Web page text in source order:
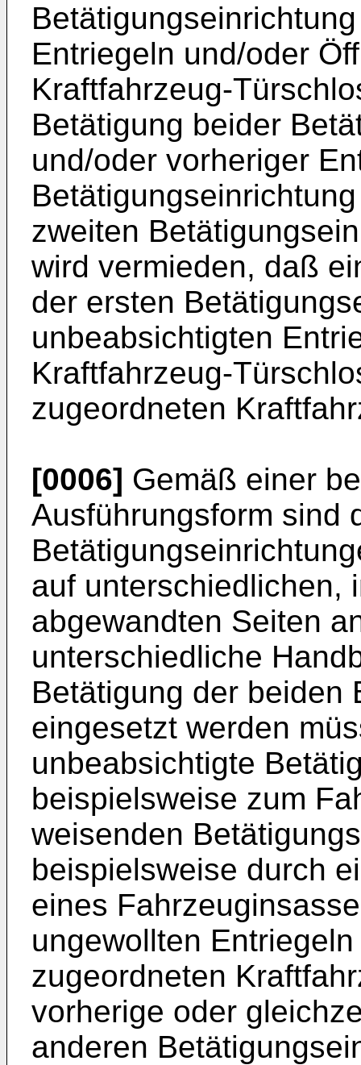
Entriegeln und/oder
Kraftfahrzeug-
Betätigung beider
und/oder vorheriger
zweiten
wird vermieden, daß
der ersten
unbeabsichtigten
Kraftfahrzeug-
zugeordneten
[0006] Gemäß einer
Ausführungsform sind
auf unterschiedlichen,
abgewandten Seiten
unterschiedliche
Betätigung der beiden
eingesetzt werden
unbeabsichtigte
beispielsweise zum
weisenden
beispielsweise durch
eines
ungewollten
zugeordneten
vorherige oder
anderen